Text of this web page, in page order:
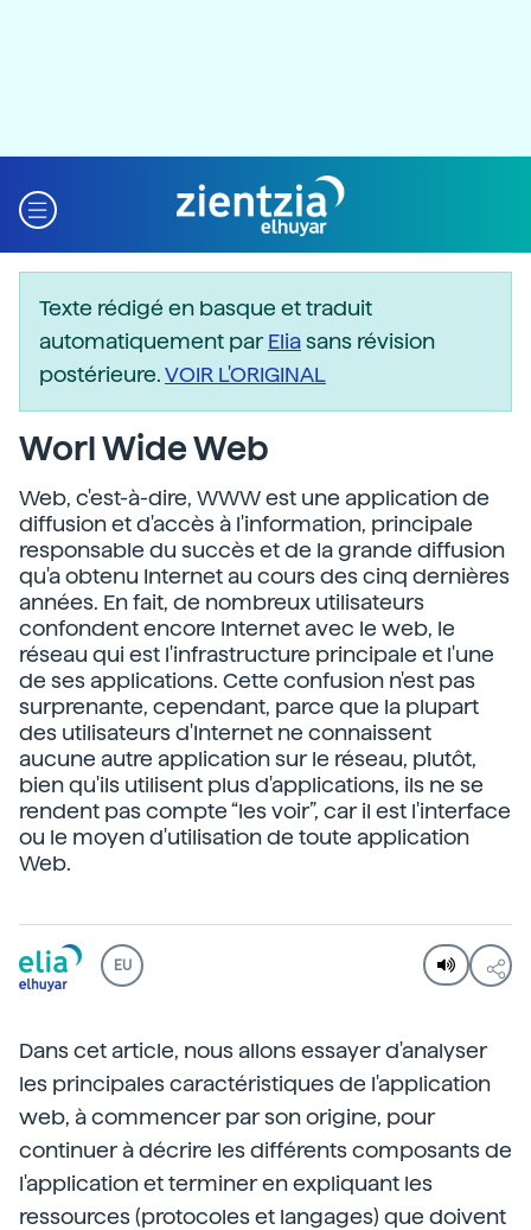
Texte rédigé en basque et traduit
automatiquement parEliasans révision
postérieure.VOIR L'ORIGINAL
Worl Wide Web
Web, c'est-à-dire, WWW est une application de
diffusion et d'accès à l'information, principale
responsable du succès et de la grande diffusion
qu'a obtenu Internet au cours des cinq dernières
années. En fait, de nombreux utilisateurs
confondent encore Internet avec le web, le
réseau qui est l'infrastructure principale et l'une
de ses applications. Cette confusion n'est pas
surprenante, cependant, parce que la plupart
des utilisateurs d'Internet ne connaissent
aucune autre application sur le réseau, plutôt,
bien qu'ils utilisent plus d'applications, ils ne se
rendent pas compte “les voir”, car il est l'interface
ou le moyen d'utilisation de toute application
Web.
EU
Dans cet article, nous allons essayer d'analyser
les principales caractéristiques de l'application
web, à commencer par son origine, pour
continuer à décrire les différents composants de
l'application et terminer en expliquant les
ressources (protocoles et langages) que doivent